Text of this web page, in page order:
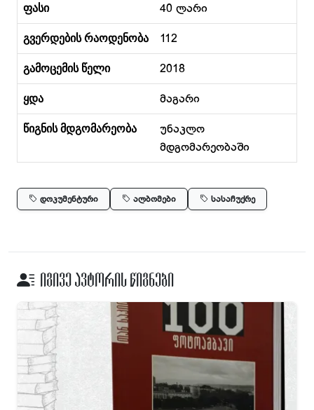
ფასი 40 ლარი
გვერდების რაოდენობა 112
გამოცემის წელი 2018
ყდა მაგარი
წიგნის მდგომარეობა
უნაკლო
მდგომარეობაში
დოკუმენტური ალბომები სასაჩუქრე
იგივე ავტორის წიგნები